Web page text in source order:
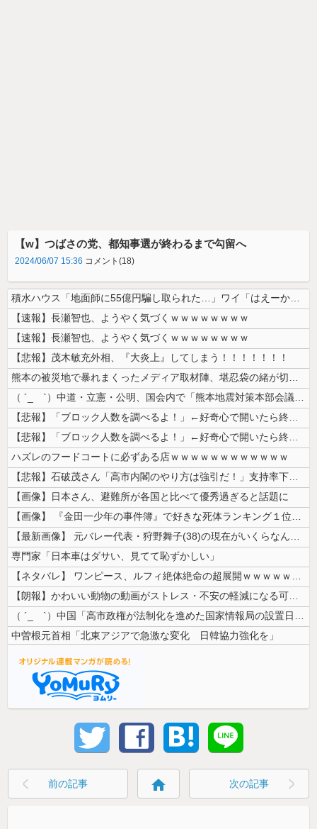
【w】つばさの党、都知事選が終わるまで勾留へ
2024/06/07 15:36 コメント(18)
積水ハウス「地面師に55億円騙し取られた…」ワイ「はえーかわいそう…会...
【速報】長瀬智也、ようやく気づくｗｗｗｗｗｗｗｗ
【速報】長瀬智也、ようやく気づくｗｗｗｗｗｗｗｗ
【悲報】茂木敏充外相、『大炎上』してしまう！！！！！！！
熊本の被災地で暴れまくったメディア取材陣、堪忍袋の緒が切れた地元住民が...
（ ´_ゝ`）中道・立憲・公明、国会内で「熊本地震対策本部会議」各省庁...
【悲報】「ブロック人数を調べるよ！」←好奇心で開いたら終わるサイトだっ...
【悲報】「ブロック人数を調べるよ！」←好奇心で開いたら終わるサイトだっ...
ハズレのフードコートに必ずある店ｗｗｗｗｗｗｗｗｗｗｗｗ
【悲報】石破茂さん「高市内閣のやり方は強引だ！」支持率下落の理由を指摘...
【画像】日本さん、避難所が各国と比べて優秀過ぎると話題に
【画像】 『金田一少年の事件簿』で好きな死体ランキング１位がこちら！
【最新画像】 元バレー代表・狩野舞子(38)の現在がいくらなんでも即ハ...
専門家「日本車はダサい、見てて恥ずかしい」
【ネタバレ】 ワンピース、ルフィ絶体絶命の超展開ｗｗｗｗｗｗｗｗｗｗｗ...
【朗報】かわいい動物の動画がストレス・不安の軽減になる可能性。英大学の...
（ ´_ゝ`）中国「高市政権が法制化を進めた国家情報局の設置日が7月3...
中曽根元首相「北東アジアで急激な変化 日韓協力強化を」
前の記事 home 次の記事